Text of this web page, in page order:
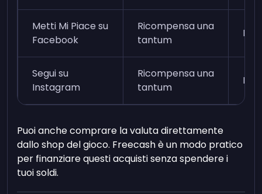
Metti Mi Piace su
Facebook
Ricompensa una
tantum
Segui su
Instagram
Ricompensa una
tantum
Puoi anche comprare la valuta direttamente
dallo shop del gioco. Freecash è un modo pratico
per finanziare questi acquisti senza spendere i
tuoi soldi.